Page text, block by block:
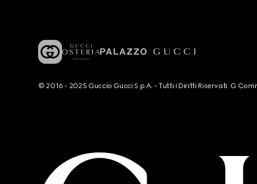
© 2016 - 2025 Guccio Gucci S.p.A. - Tutti i Diritti Riservati. G